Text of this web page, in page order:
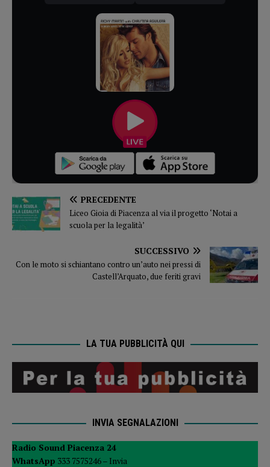
PRECEDENTE
Liceo Gioia di Piacenza al via il progetto ‘Notai a
scuola per la legalità’
SUCCESSIVO
Con le moto si schiantano contro un’auto nei pressi di
Castell’Arquato, due feriti gravi
LA TUA PUBBLICITÀ QUI
INVIA SEGNALAZIONI
Radio Sound Piacenza 24
WhatsApp 333 7575246 – Invia